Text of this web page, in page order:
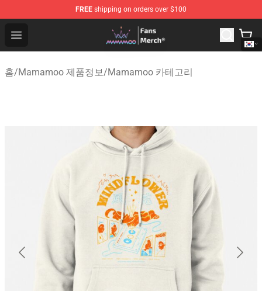
FREE shipping on orders over $100
Open menu
Mamamoo Store - Official Mamamoo Merchandise Shop
홈/Mamamoo 제품정보/Mamamoo 카테고리